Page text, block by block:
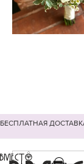
БЕСПЛАТНАЯ